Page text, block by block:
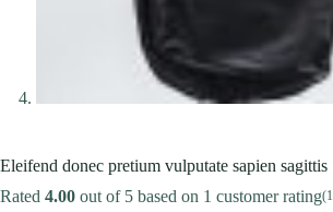
Eleifend donec pretium vulputate sapien sagittis
Rated 4.00 out of 5 based on 1 customer rating(1